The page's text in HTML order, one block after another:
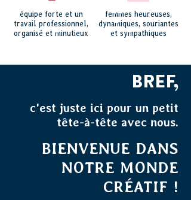
équipe forte et un
travail professionnel,
organisé et minutieux
femmes heureuses,
dynamiques, souriantes
et sympathiques
BREF,
c'est juste ici pour un petit
tête-à-tête avec nous.
BIENVENUE DANS
NOTRE MONDE
CRÉATIF !